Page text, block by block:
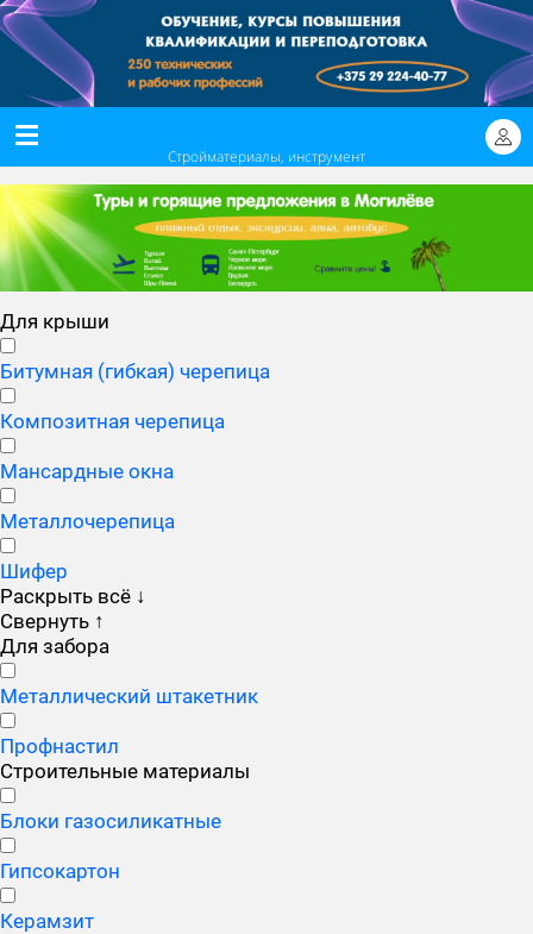
Стройматериалы, инструмент
Для крыши
Битумная (гибкая) черепица
Композитная черепица
Мансардные окна
Металлочерепица
Шифер
Раскрыть всё ↓
Свернуть ↑
Для забора
Металлический штакетник
Профнастил
Строительные материалы
Блоки газосиликатные
Гипсокартон
Керамзит